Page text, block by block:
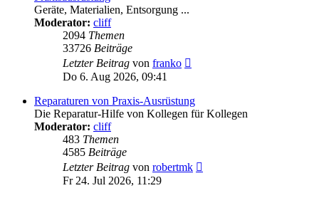
Geräte, Materialien, Entsorgung ...
Moderator: cliff
2094 Themen
33726 Beiträge
Letzter Beitrag von franko
Do 6. Aug 2026, 09:41
Reparaturen von Praxis-Ausrüstung
Die Reparatur-Hilfe von Kollegen für Kollegen
Moderator: cliff
483 Themen
4585 Beiträge
Letzter Beitrag von robertmk
Fr 24. Jul 2026, 11:29